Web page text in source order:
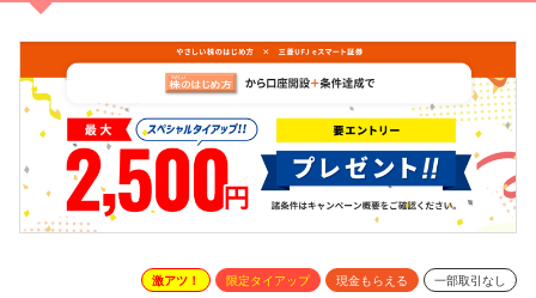
激アツ！ 限定タイアップ 現金もらえる 一部取引なし